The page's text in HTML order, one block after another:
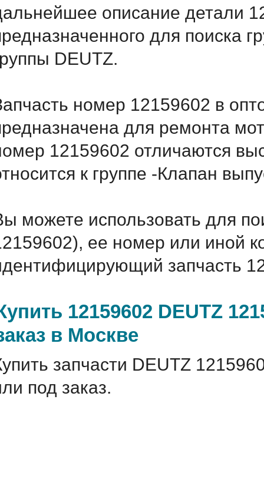
описание детали
для поиска
DEUTZ.
номер 12159602 в
для ремонта
12159602 отличаются
к группе -Клапан
можете использовать для
ее номер или иной
запчасть
12159602 DEUTZ
в Москве
запчасти DEUTZ
под заказ.